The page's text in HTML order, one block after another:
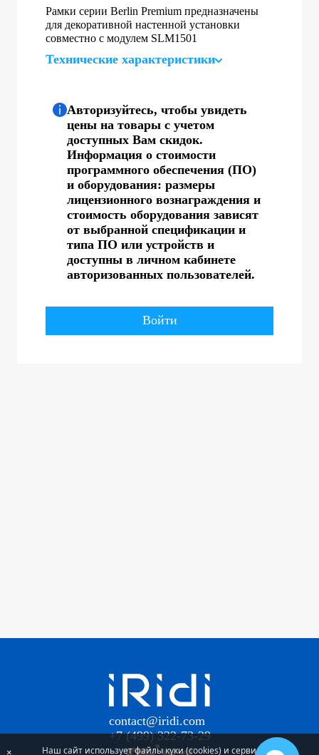
Рамки серии Berlin Premium предназначены
для декоративной настенной установки
совместно с модулем SLM1501
Технические характеристики
Авторизуйтесь, чтобы увидеть
цены на товары с учетом
доступных Вам скидок.
Информация о стоимости
программного обеспечения (ПО)
и оборудования: размеры
лицензионного вознаграждения и
стоимость оборудования зависят
от выбранной спецификации и
типа ПО или устройств и
доступны в личном кабинете
авторизованных пользователей.
Войти
contact@iridi.com
+7 (499) 322-73-29
× Наш сайт использует файлы куки (cookies) и сервис